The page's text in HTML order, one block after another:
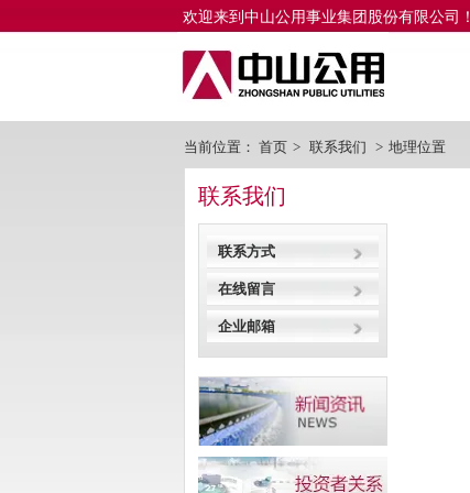
欢迎来到中山公用事业集团股份有限公司！
当前位置： 首页 > 联系我们 > 地理位置
联系我们
联系方式
在线留言
企业邮箱